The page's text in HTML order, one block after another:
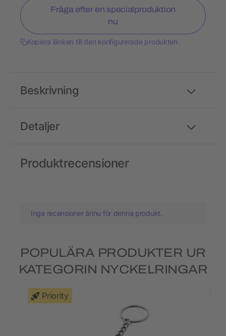
Fråga efter en specialproduktion
nu
Kopiera länken till den konfigurerade produkten
Detaljer
Beskrivning
Produktrecensioner
Inga recensioner ännu för denna produkt.
POPULÄRA PRODUKTER UR
KATEGORIN NYCKELRINGAR
Priority